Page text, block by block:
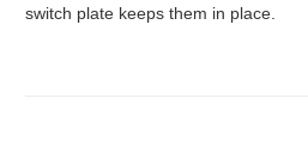
switch plate keeps them in place.